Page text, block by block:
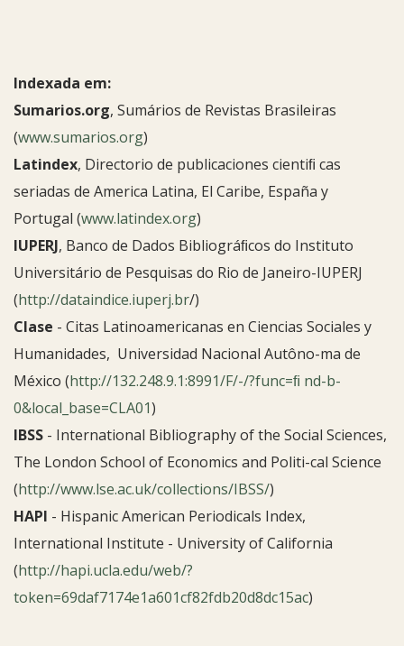
Indexada em:
Sumarios.org, Sumários de Revistas Brasileiras
(www.sumarios.org)
Latindex, Directorio de publicaciones cientiﬁ cas
seriadas de America Latina, El Caribe, España y
Portugal (www.latindex.org)
IUPERJ, Banco de Dados Bibliográﬁcos do Instituto
Universitário de Pesquisas do Rio de Janeiro-IUPERJ
(http://dataindice.iuperj.br/)
Clase - Citas Latinoamericanas en Ciencias Sociales y
Humanidades, Universidad Nacional Autôno-ma de
México (http://132.248.9.1:8991/F/-/?func=ﬁ nd-b-
0&local_base=CLA01)
IBSS - International Bibliography of the Social Sciences,
The London School of Economics and Politi-cal Science
(http://www.lse.ac.uk/collections/IBSS/)
HAPI - Hispanic American Periodicals Index,
International Institute - University of California
(http://hapi.ucla.edu/web/?
token=69daf7174e1a601cf82fdb20d8dc15ac)